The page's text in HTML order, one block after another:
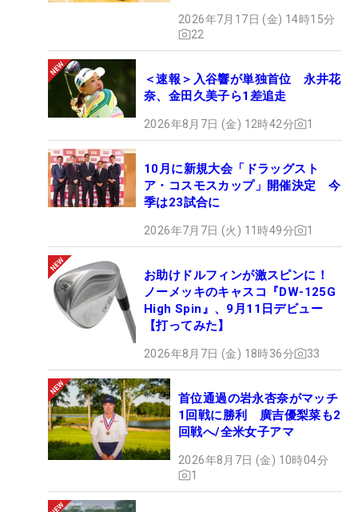
2026年7月17日 (金) 14時15分
22
＜速報＞入谷響が単独首位 永井花
奈、金田久美子ら1差追走
2026年8月7日 (金) 12時42分 1
10月に新規大会「ドラッグスト
ア・コスモスカップ」開催決定 今
季は23試合に
2026年7月7日 (火) 11時49分 1
お助けドルフィンが激スピンに！
ノーメッキのキャスコ『DW-125G
High Spin』、9月11日デビュー
【打ってみた】
2026年8月7日 (金) 18時36分 33
首位通過の岩永杏奈がマッチ
1回戦に勝利 廣吉優梨菜も2
回戦へ/全米女子アマ
2026年8月7日 (金) 10時04分
1